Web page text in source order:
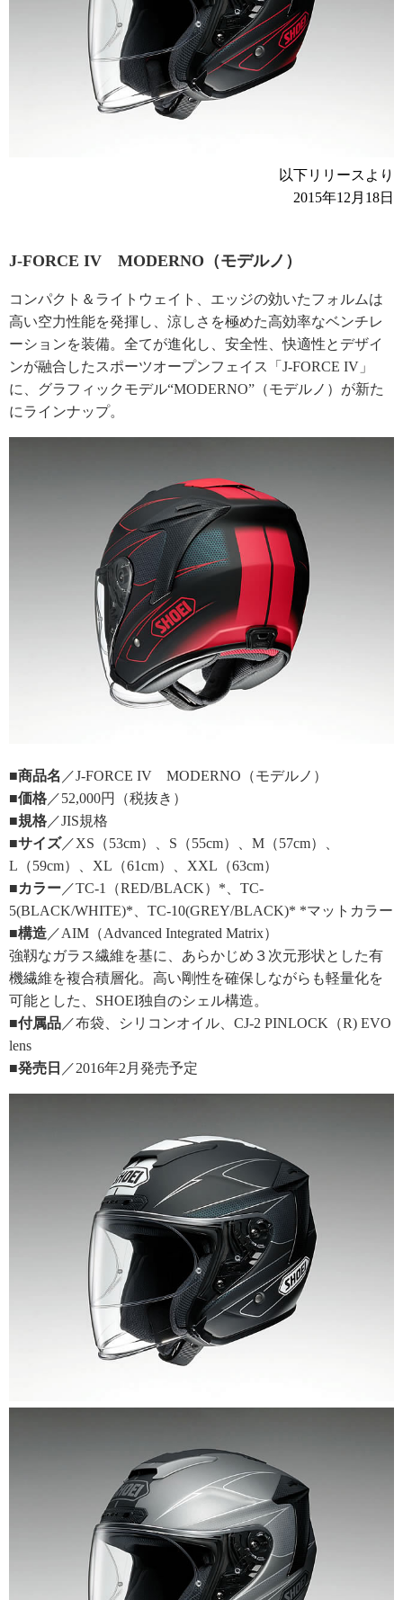
以下リリースより
2015年12月18日
J-FORCE IV MODERNO（モデルノ）
コンパクト＆ライトウェイト、エッジの効いたフォルムは
高い空力性能を発揮し、涼しさを極めた高効率なベンチレ
ーションを装備。全てが進化し、安全性、快適性とデザイ
ンが融合したスポーツオープンフェイス「J-FORCE IV」
に、グラフィックモデル“MODERNO”（モデルノ）が新た
にラインナップ。
■商品名 ／J-FORCE IV MODERNO（モデルノ）
■価格／52,000円（税抜き）
■規格／JIS規格
■サイズ／XS（53cm）、S（55cm）、M（57cm）、
L（59cm）、XL（61cm）、XXL（63cm）
■カラー／TC-1（RED/BLACK）*、TC-
5(BLACK/WHITE)*、TC-10(GREY/BLACK)* *マットカラー
■構造／AIM（Advanced Integrated Matrix）
強靱なガラス繊維を基に、あらかじめ３次元形状とした有
機繊維を複合積層化。高い剛性を確保しながらも軽量化を
可能とした、SHOEI独自のシェル構造。
■付属品／布袋、シリコンオイル、CJ-2 PINLOCK（R) EVO
lens
■発売日 ／2016年2月発売予定